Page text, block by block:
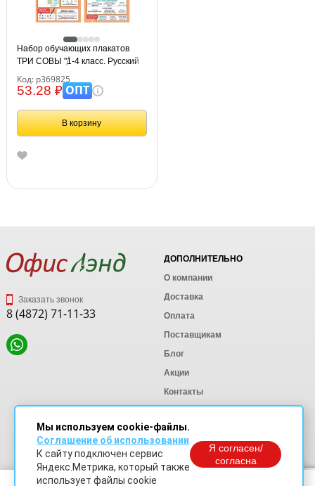
Набор обучающих плакатов
ТРИ СОВЫ "1-4 класс. Русский
Код: р369825
53.28 ₽ОПТ
В корзину
Заказать звонок
8 (4872) 71-11-33
ДОПОЛНИТЕЛЬНО
О компании
Доставка
Оплата
Поставщикам
Блог
Акции
Контакты
Политика конфиденциальности
Согласие на обработку персональных данных
Согласие на обработку данных Яндекс Метрика
Мы используем cookie-файлы.
Соглашение об использовании
К сайту подключен сервис
Яндекс.Метрика, который также
использует файлы cookie
Я согласен/
согласна